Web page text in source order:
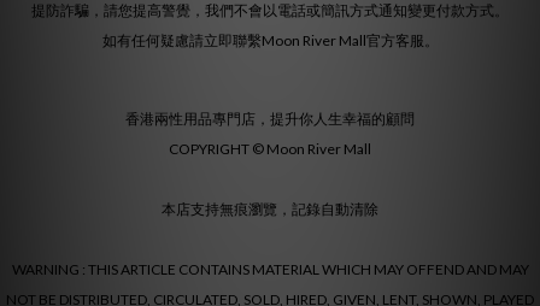
提防詐騙，請您提高警覺，我們不會以電話或簡訊方式通知變更付款方式。
如有任何疑慮請立即聯繫Moon River Mall官方客服。
香港兩性用品專門店，提升你人生幸福的顧問
COPYRIGHT © Moon River Mall
本店支持無痕瀏覽，記錄自動清除
WARNING : THIS ARTICLE CONTAINS MATERIAL WHICH MAY OFFEND AND MAY
NOT BE DISTRIBUTED, CIRCULATED, SOLD, HIRED, GIVEN, LENT, SHOWN, PLAYED